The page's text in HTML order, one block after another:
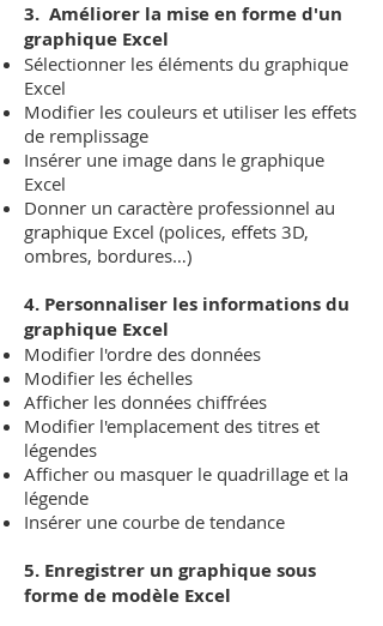
3. Améliorer la mise en forme d'un
graphique Excel
Sélectionner les éléments du graphique
Excel
Modifier les couleurs et utiliser les effets
de remplissage
Insérer une image dans le graphique
Excel
Donner un caractère professionnel au
graphique Excel (polices, effets 3D,
ombres, bordures…)
4. Personnaliser les informations du
graphique Excel
Modifier l'ordre des données
Modifier les échelles
Afficher les données chiffrées
Modifier l'emplacement des titres et
légendes
Afficher ou masquer le quadrillage et la
légende
Insérer une courbe de tendance
5. Enregistrer un graphique sous
forme de modèle Excel